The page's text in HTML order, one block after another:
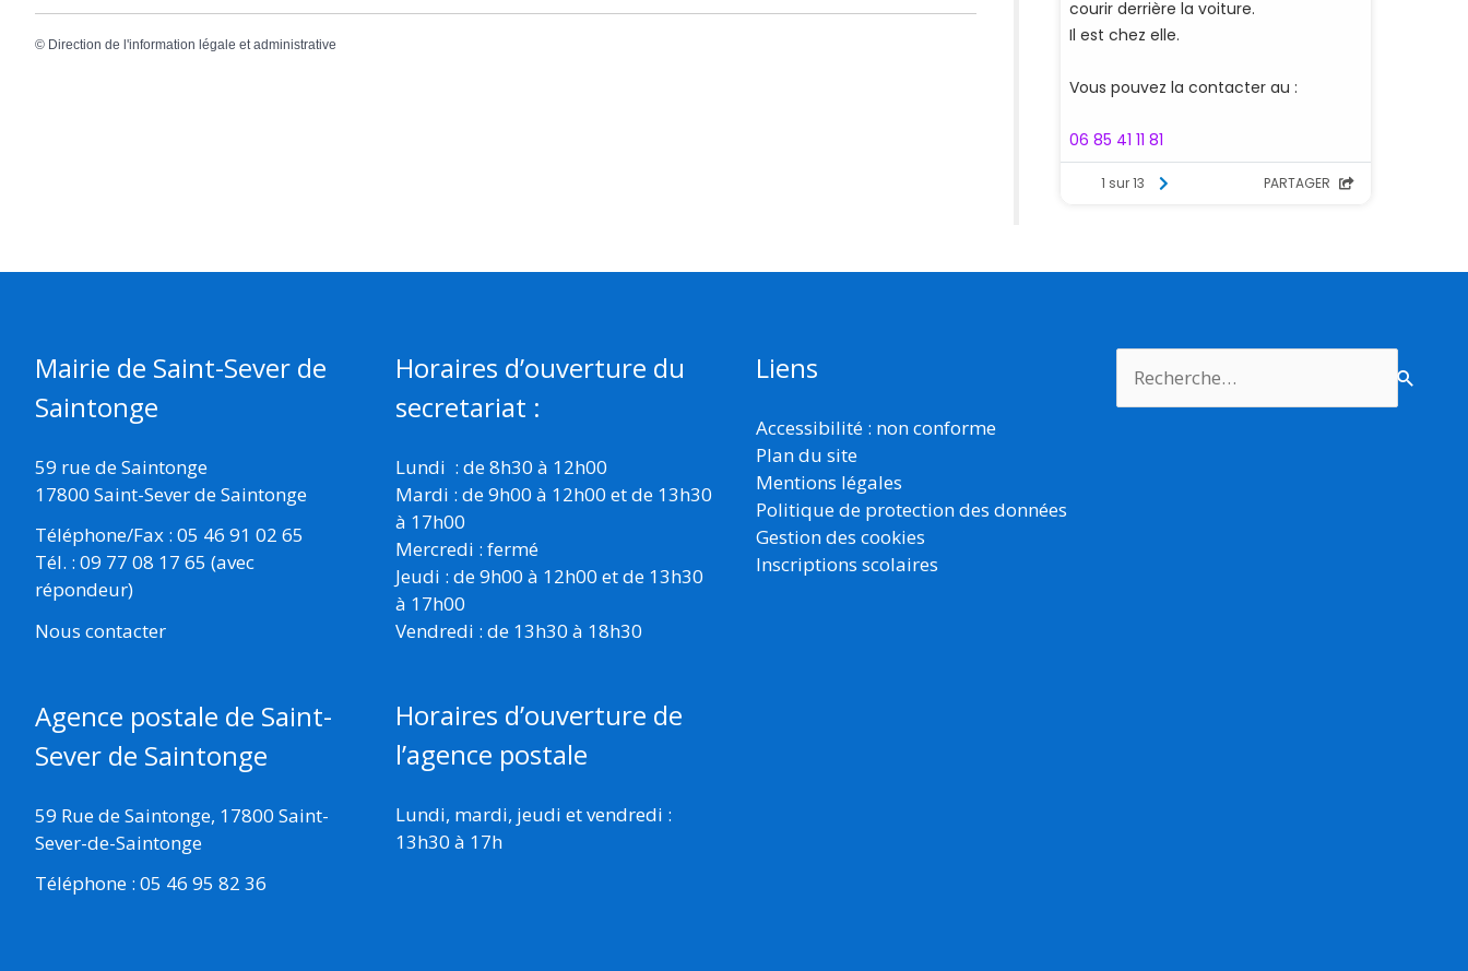
© Direction de l'information légale et administrative
Mairie de Saint-Sever de
Saintonge
59 rue de Saintonge
17800 Saint-Sever de Saintonge
Téléphone/Fax : 05 46 91 02 65
Tél. : 09 77 08 17 65 (avec
répondeur)
Nous contacter
Agence postale de Saint-
Sever de Saintonge
59 Rue de Saintonge, 17800 Saint-
Sever-de-Saintonge
Téléphone : 05 46 95 82 36
Horaires d’ouverture du
secretariat :
Lundi : de 8h30 à 12h00
Mardi : de 9h00 à 12h00 et de 13h30
à 17h00
Mercredi : fermé
Jeudi : de 9h00 à 12h00 et de 13h30
à 17h00
Vendredi : de 13h30 à 18h30
Horaires d’ouverture de
l’agence postale
Lundi, mardi, jeudi et vendredi :
13h30 à 17h
Liens
Accessibilité : non conforme
Plan du site
Mentions légales
Politique de protection des données
Gestion des cookies
Inscriptions scolaires